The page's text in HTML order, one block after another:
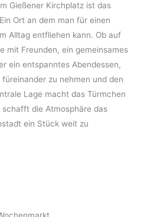
Gießener Kirchplatz ist das
Ort an dem man für einen
Alltag entfliehen kann. Ob auf
mit Freunden, ein gemeinsames
ein entspanntes Abendessen,
zu nehmen und den
Lage macht das Türmchen
die Atmosphäre das
ein Stück weit zu